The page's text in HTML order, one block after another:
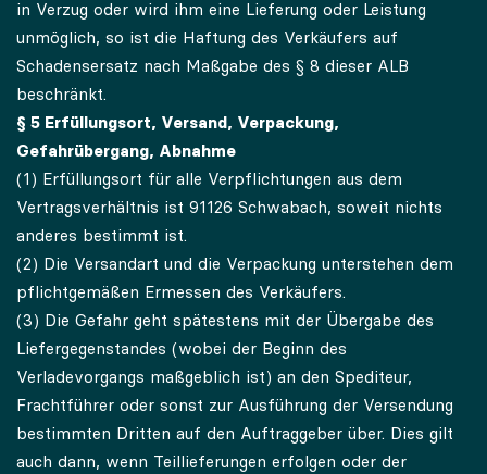
in Verzug oder wird ihm eine Lieferung oder Leistung
unmöglich, so ist die Haftung des Verkäufers auf
Schadensersatz nach Maßgabe des § 8 dieser ALB
beschränkt.
§ 5 Erfüllungsort, Versand, Verpackung,
Gefahrübergang, Abnahme
(1) Erfüllungsort für alle Verpflichtungen aus dem
Vertragsverhältnis ist 91126 Schwabach, soweit nichts
anderes bestimmt ist.
(2) Die Versandart und die Verpackung unterstehen dem
pflichtgemäßen Ermessen des Verkäufers.
(3) Die Gefahr geht spätestens mit der Übergabe des
Liefergegenstandes (wobei der Beginn des
Verladevorgangs maßgeblich ist) an den Spediteur,
Frachtführer oder sonst zur Ausführung der Versendung
bestimmten Dritten auf den Auftraggeber über. Dies gilt
auch dann, wenn Teillieferungen erfolgen oder der